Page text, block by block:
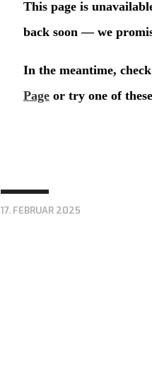
17. FEBRUAR 2025